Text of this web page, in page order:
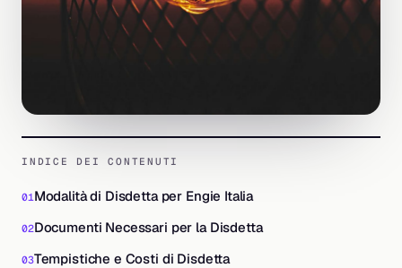
INDICE DEI CONTENUTI
Modalità di Disdetta per Engie Italia
Documenti Necessari per la Disdetta
Tempistiche e Costi di Disdetta